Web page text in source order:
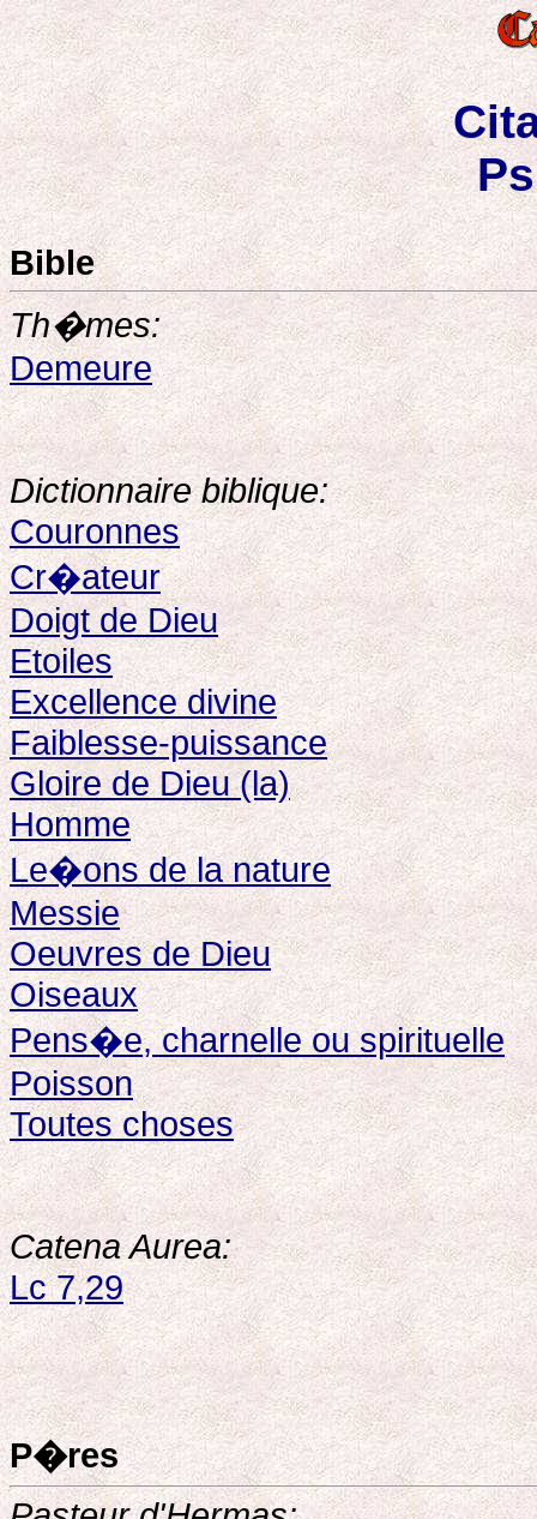
Bible
Th�mes:
Demeure
Dictionnaire biblique:
Couronnes
Cr�ateur
Doigt de Dieu
Etoiles
Excellence divine
Faiblesse-puissance
Gloire de Dieu (la)
Homme
Le�ons de la nature
Messie
Oeuvres de Dieu
Oiseaux
Pens�e, charnelle ou spirituelle
Poisson
Toutes choses
Catena Aurea:
Lc 7,29
P�res